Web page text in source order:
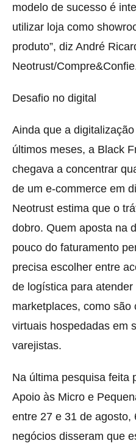
modelo de sucesso é
utilizar loja como
produto”, diz André
Neotrust/
Desafio no digital
Ainda que a
últimos meses, a Black
chegava a concentrar
de um e-commerce em
Neotrust estima que o
dobro. Quem aposta na
pouco do faturamento
precisa escolher entre
de logística para
marketplaces, como são
virtuais hospedadas em
varejistas.
Na última pesquisa feita
Apoio às Micro e
entre 27 e 31 de agosto,
negócios disseram que